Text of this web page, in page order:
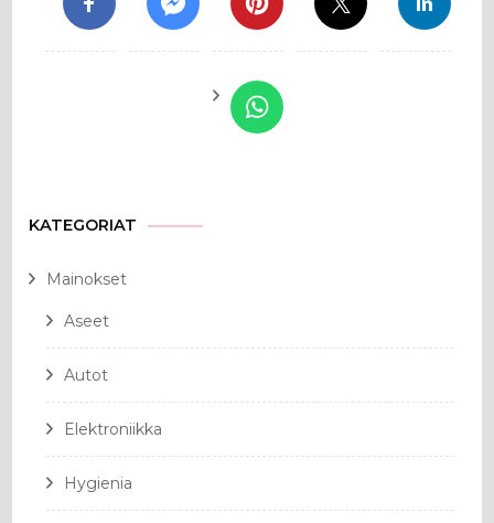
KATEGORIAT
Mainokset
Aseet
Autot
Elektroniikka
Hygienia